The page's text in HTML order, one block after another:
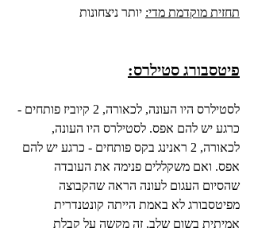
תחזית מוקדמת מדי: יותר ניצחונות
פיטסבורג סטילרס:
לסטילרס היו העונה, לכאורה, 2 קיוביז פותחים -
כרגע יש להם אפס. לסטילרס היו העונה,
לכאורה, 2 ראנינג בקס פותחים - כרגע יש להם
אפס. ואם משקללים פנימה את העובדה
שהסיום העגום לעונה הראה שהקבוצה
מפיטסבורג לא באמת הייתה קונטנדרית
אמיתית בשום שלב, זה מקשה על קבלת